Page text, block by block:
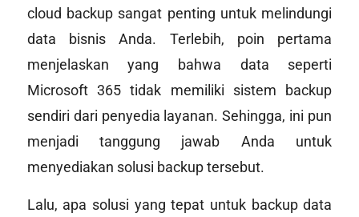
cloud backup sangat penting untuk melindungi
data bisnis Anda. Terlebih, poin pertama
menjelaskan yang bahwa data seperti
Microsoft 365 tidak memiliki sistem backup
sendiri dari penyedia layanan. Sehingga, ini pun
menjadi tanggung jawab Anda untuk
menyediakan solusi backup tersebut.
Lalu, apa solusi yang tepat untuk backup data